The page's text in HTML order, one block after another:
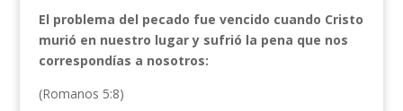
El problema del pecado fue vencido cuando Cristo
murió en nuestro lugar y sufrió la pena que nos
correspondías a nosotros:
(Romanos 5:8)